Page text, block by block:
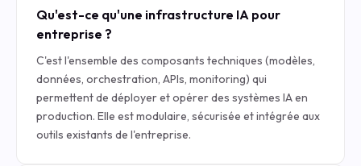
Qu'est-ce qu'une infrastructure IA pour
entreprise ?
C'est l'ensemble des composants techniques (modèles,
données, orchestration, APIs, monitoring) qui
permettent de déployer et opérer des systèmes IA en
production. Elle est modulaire, sécurisée et intégrée aux
outils existants de l'entreprise.